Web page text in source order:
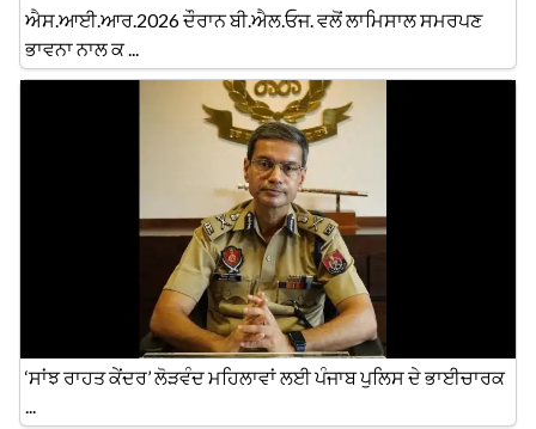
ਐਸ.ਆਈ.ਆਰ.2026 ਦੌਰਾਨ ਬੀ.ਐਲ.ਓਜ. ਵਲੋਂ ਲਾਮਿਸਾਲ ਸਮਰਪਣ
ਭਾਵਨਾ ਨਾਲ ਕ ...
‘ਸਾਂਝ ਰਾਹਤ ਕੇਂਦਰ’ ਲੋੜਵੰਦ ਮਹਿਲਾਵਾਂ ਲਈ ਪੰਜਾਬ ਪੁਲਿਸ ਦੇ ਭਾਈਚਾਰਕ